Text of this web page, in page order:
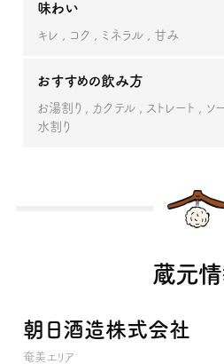
味わい
キレ コク ミネラル 甘み
おすすめの飲み方
お湯割り カクテル ストレート ソ
水割り
蔵元
朝日酒造株式会社
奄美エリア